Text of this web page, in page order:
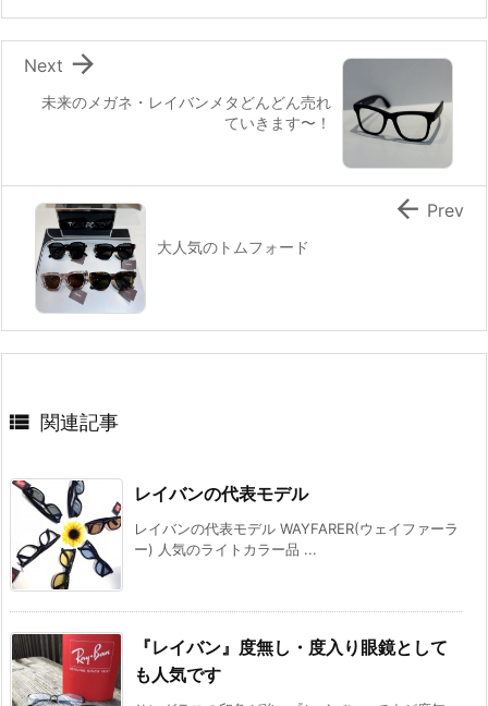
未来のメガネ・レイバンメタどんどん売れ
ていきます〜！

Next
大人気のトムフォード
 Prev
 関連記事
レイバンの代表モデル
レイバンの代表モデル WAYFARER(ウェイファーラ
ー) 人気のライトカラー品 ...
『レイバン』度無し・度入り眼鏡として
も人気です